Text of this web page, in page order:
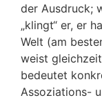
der Ausdruck;
„klingt“ er, er
Welt (am
weist
bedeutet
Assoziations-